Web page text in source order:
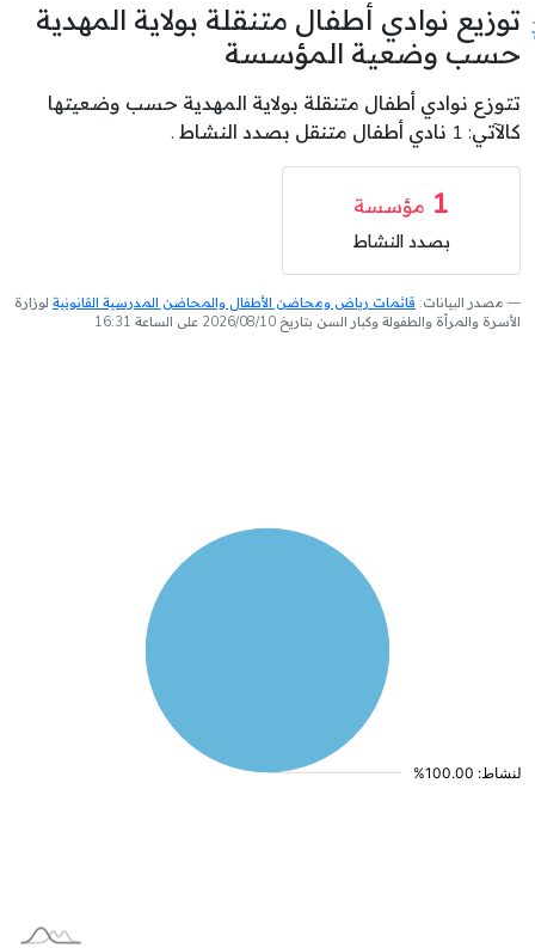
توزيع نوادي أطفال متنقلة بولاية المهدية
حسب وضعية المؤسسة
تتوزع نوادي أطفال متنقلة بولاية المهدية حسب وضعيتها
كالآتي: 1 نادي أطفال متنقل بصدد النشاط .
1 مؤسسة
بصدد النشاط
مصدر البيانات: قائمات رياض ومحاضن الأطفال والمحاضن المدرسية القانونية لوزارة
الأسرة والمرأة والطفولة وكبار السن بتاريخ 2026/08/10 على الساعة 16:31